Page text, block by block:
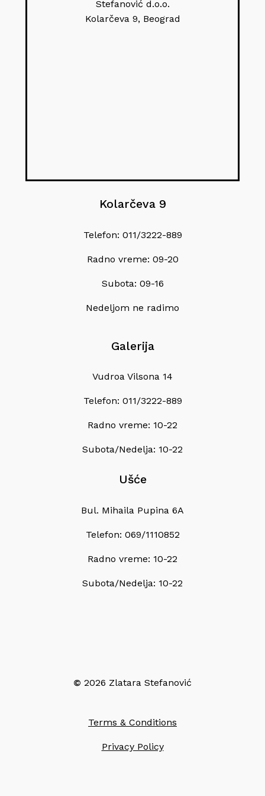
Stefanović d.o.o.
Kolarčeva 9, Beograd
Kolarčeva 9
Telefon: 011/3222-889
Radno vreme: 09-20
Subota: 09-16
Nedeljom ne radimo
Galerija
Vudroa Vilsona 14
Telefon: 011/3222-889
Radno vreme: 10-22
Subota/Nedelja: 10-22
Ušće
Bul. Mihaila Pupina 6A
Telefon: 069/1110852
Radno vreme: 10-22
Subota/Nedelja: 10-22
© 2026 Zlatara Stefanović
Terms & Conditions
Privacy Policy